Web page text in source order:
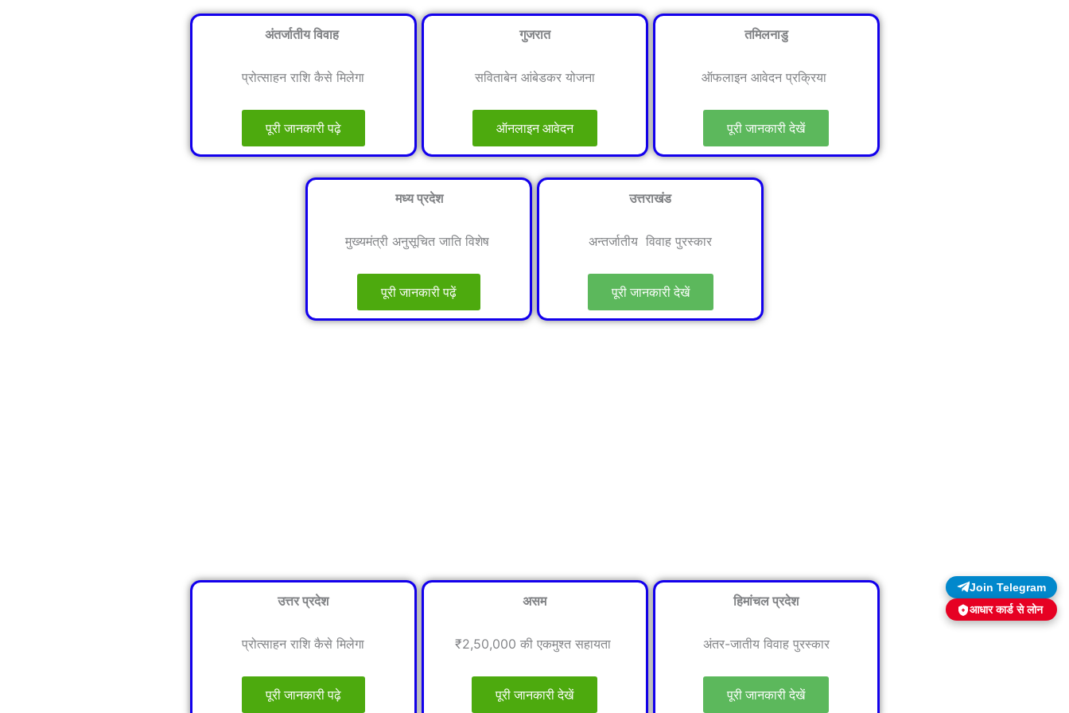
अंतर्जातीय विवाह
प्रोत्साहन राशि कैसे मिलेगा
पूरी जानकारी पढ़े
गुजरात
सविताबेन आंबेडकर योजना
ऑनलाइन आवेदन
तमिलनाडु
ऑफलाइन आवेदन प्रक्रिया
पूरी जानकारी देखें
मध्य प्रदेश
मुख्यमंत्री अनुसूचित जाति विशेष
पूरी जानकारी पढ़ें
उत्तराखंड
अन्तर्जातीय विवाह पुरस्कार
पूरी जानकारी देखें
उत्तर प्रदेश
प्रोत्साहन राशि कैसे मिलेगा
पूरी जानकारी पढ़े
असम
₹2,50,000 की एकमुश्त सहायता
पूरी जानकारी देखें
हिमांचल प्रदेश
अंतर-जातीय विवाह पुरस्कार
पूरी जानकारी देखें
Join Telegram
आधार कार्ड से लोन